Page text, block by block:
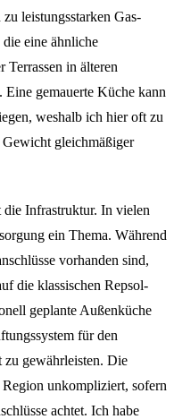
leistungsstarken Gas-
eine ähnliche
Terrassen in älteren
Eine gemauerte Küche kann
weshalb ich hier oft zu
Gewicht gleichmäßiger
Infrastruktur. In vielen
ein Thema. Während
vorhanden sind,
die klassischen Repsol-
geplante Außenküche
für den
zu gewährleisten. Die
unkompliziert, sofern
achtet. Ich habe